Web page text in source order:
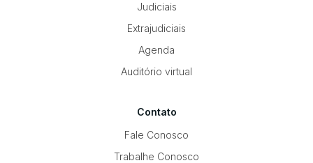
Judiciais
Extrajudiciais
Agenda
Auditório virtual
Contato
Fale Conosco
Trabalhe Conosco